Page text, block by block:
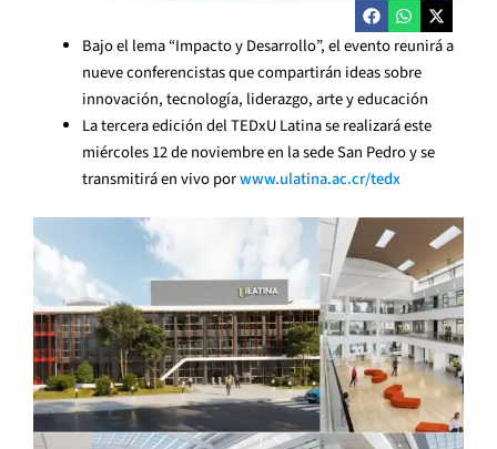
Bajo el lema “Impacto y Desarrollo”, el evento reunirá a
nueve conferencistas que compartirán ideas sobre
innovación, tecnología, liderazgo, arte y educación
La tercera edición del TEDxU Latina se realizará este
miércoles 12 de noviembre en la sede San Pedro y se
transmitirá en vivo porwww.ulatina.ac.cr/tedx